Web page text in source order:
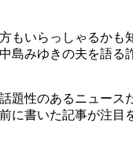
もいらっしゃるかも
島みゆきの夫を語る
題性のあるニュース
に書いた記事が注目